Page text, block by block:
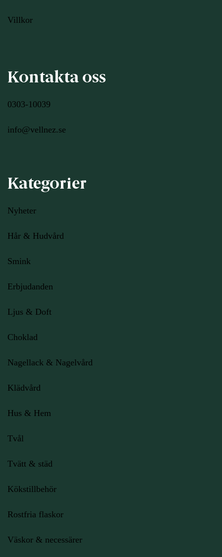
Villkor
Kontakta oss
0303-10039
info@vellnez.se
Kategorier
Nyheter
Hår & Hudvård
Smink
Erbjudanden
Ljus & Doft
Choklad
Nagellack & Nagelvård
Klädvård
Hus & Hem
Tvål
Tvätt & städ
Kökstillbehör
Rostfria flaskor
Väskor & necessärer